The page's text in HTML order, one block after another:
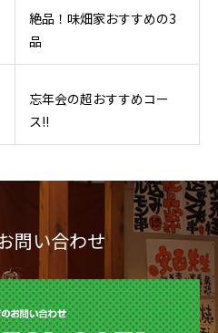
絶品！味畑家おすすめの3
品
忘年会の超おすすめコー
ス!!
問い合わせ